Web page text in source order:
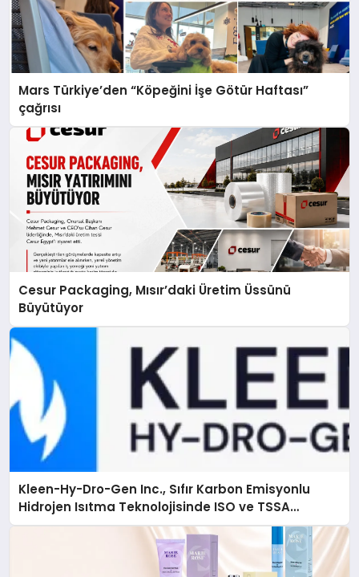
Mars Türkiye’den “Köpeğini İşe Götür Haftası”
çağrısı
Cesur Packaging, Mısır’daki Üretim Üssünü
Büyütüyor
Kleen-Hy-Dro-Gen Inc., Sıfır Karbon Emisyonlu
Hidrojen Isıtma Teknolojisinde ISO ve TSSA
Düzenleyici Onaylarını Aldı